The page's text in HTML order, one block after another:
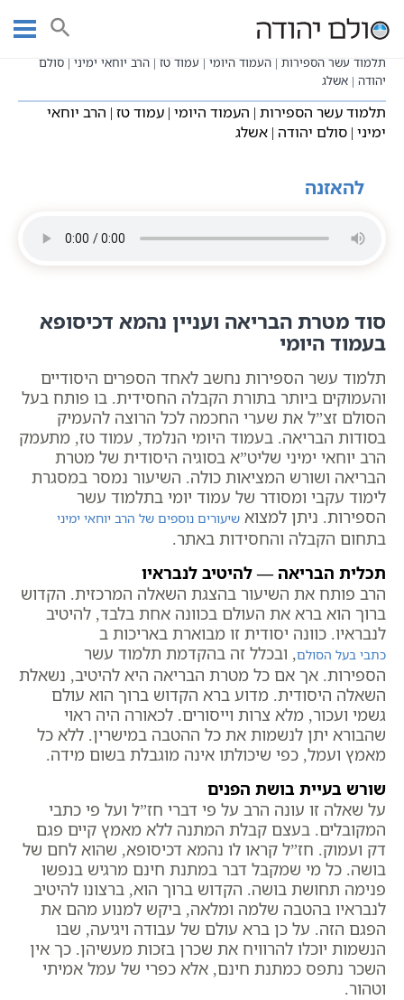
content
עמוד ראשי שיעורי וידאו
בעל הסולם תלמוד עשר הספירות
תלמוד עשר הספירות | העמוד היומי | עמוד טז | הרב יוחאי ימיני | סולם
יהודה | אשלג
תלמוד עשר הספירות | העמוד היומי | עמוד טז | הרב יוחאי
ימיני | סולם יהודה | אשלג
להאזנה
סוד מטרת הבריאה ועניין נהמא דכיסופא
בעמוד היומי
תלמוד עשר הספירות נחשב לאחד הספרים היסודיים
והעמוקים ביותר בתורת הקבלה החסידית. בו פותח בעל
הסולם זצ”ל את שערי החכמה לכל הרוצה להעמיק
בסודות הבריאה. בעמוד היומי הנלמד, עמוד טז, מתעמק
הרב יוחאי ימיני שליט”א בסוגיה היסודית של מטרת
הבריאה ושורש המציאות כולה. השיעור נמסר במסגרת
לימוד עקבי ומסודר של עמוד יומי בתלמוד עשר
הספירות. ניתן למצוא שיעורים נוספים של הרב יוחאי ימיני
בתחום הקבלה והחסידות באתר.
תכלית הבריאה — להיטיב לנבראיו
הרב פותח את השיעור בהצגת השאלה המרכזית. הקדוש
ברוך הוא ברא את העולם בכוונה אחת בלבד, להיטיב
לנבראיו. כוונה יסודית זו מבוארת באריכות ב
כתבי בעל הסולם, ובכלל זה בהקדמת תלמוד עשר
הספירות. אך אם כל מטרת הבריאה היא להיטיב, נשאלת
השאלה היסודית. מדוע ברא הקדוש ברוך הוא עולם
גשמי ועכור, מלא צרות וייסורים. לכאורה היה ראוי
שהבורא יתן לנשמות את כל ההטבה במישרין. ללא כל
מאמץ ועמל, כפי שיכולתו אינה מוגבלת בשום מידה.
שורש בעיית בושת הפנים
על שאלה זו עונה הרב על פי דברי חז”ל ועל פי כתבי
המקובלים. בעצם קבלת המתנה ללא מאמץ קיים פגם
דק ועמוק. חז”ל קראו לו נהמא דכיסופא, שהוא לחם של
בושה. כל מי שמקבל דבר במתנת חינם מרגיש בנפשו
פנימה תחושת בושה. הקדוש ברוך הוא, ברצונו להיטיב
לנבראיו בהטבה שלמה ומלאה, ביקש למנוע מהם את
הפגם הזה. על כן ברא עולם של עבודה ויגיעה, שבו
הנשמות יוכלו להרוויח את שכרן בזכות מעשיהן. כך אין
השכר נתפס כמתנת חינם, אלא כפרי של עמל אמיתי
וטהור.